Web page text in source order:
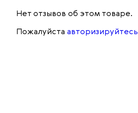
Нет отзывов об этом товаре.
Пожалуйста авторизируйтесь